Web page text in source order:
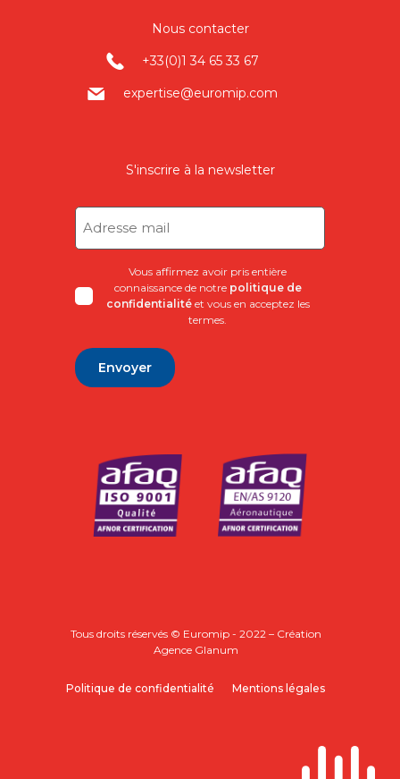
Nous contacter
+33(0)1 34 65 33 67
expertise@euromip.com
S'inscrire à la newsletter
(Nécessaire)
Vous affirmez avoir pris entière
connaissance de notre politique de
confidentialitéet vous en acceptez les
termes.
Tous droits réservés © Euromip - 2022 – Création
Agence Glanum
Politique de confidentialité Mentions légales